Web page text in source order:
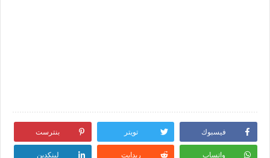
فيسبوك تويتر بنترست
واتساب ريدايت لينكدين